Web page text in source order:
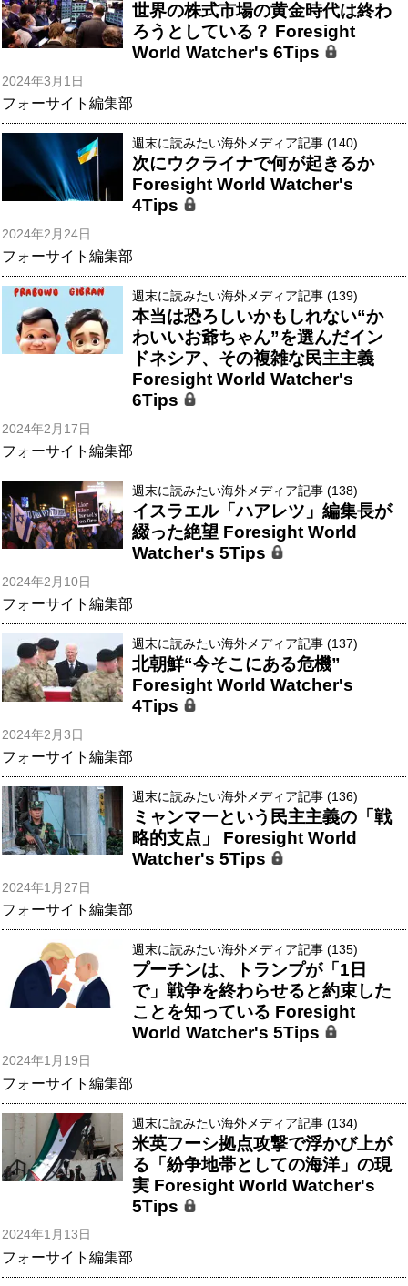
世界の株式市場の黄金時代は終わ
ろうとしている？ Foresight
World Watcher's 6Tips
2024年3月1日
フォーサイト編集部
週末に読みたい海外メディア記事 (140)
次にウクライナで何が起きるか
Foresight World Watcher's
4Tips
2024年2月24日
フォーサイト編集部
週末に読みたい海外メディア記事 (139)
本当は恐ろしいかもしれない“か
わいいお爺ちゃん”を選んだイン
ドネシア、その複雑な民主主義
Foresight World Watcher's
6Tips
2024年2月17日
フォーサイト編集部
週末に読みたい海外メディア記事 (138)
イスラエル「ハアレツ」編集長が
綴った絶望 Foresight World
Watcher's 5Tips
2024年2月10日
フォーサイト編集部
週末に読みたい海外メディア記事 (137)
北朝鮮“今そこにある危機”
Foresight World Watcher's
4Tips
2024年2月3日
フォーサイト編集部
週末に読みたい海外メディア記事 (136)
ミャンマーという民主主義の「戦
略的支点」 Foresight World
Watcher's 5Tips
2024年1月27日
フォーサイト編集部
週末に読みたい海外メディア記事 (135)
プーチンは、トランプが「1日
で」戦争を終わらせると約束した
ことを知っている Foresight
World Watcher's 5Tips
2024年1月19日
フォーサイト編集部
週末に読みたい海外メディア記事 (134)
米英フーシ拠点攻撃で浮かび上が
る「紛争地帯としての海洋」の現
実 Foresight World Watcher's
5Tips
2024年1月13日
フォーサイト編集部